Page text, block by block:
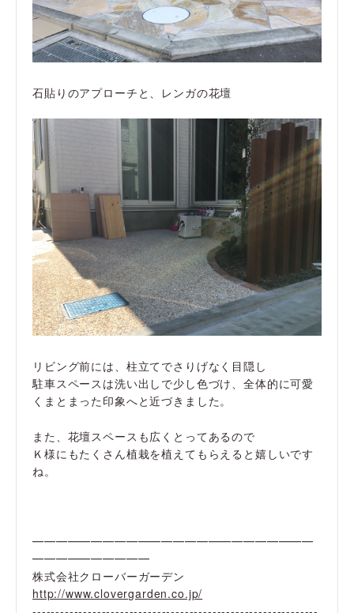
石貼りのアプローチと、レンガの花壇
リビング前には、柱立てでさりげなく目隠し
駐車スペースは洗い出しで少し色づけ、全体的に可愛
くまとまった印象へと近づきました。
また、花壇スペースも広くとってあるので
Ｋ様にもたくさん植栽を植えてもらえると嬉しいです
ね。
━━━━━━━━━━━━━━━━━━━━━━━━
━━━━━━━━━━
株式会社クローバーガーデン
http://www.clovergarden.co.jp/